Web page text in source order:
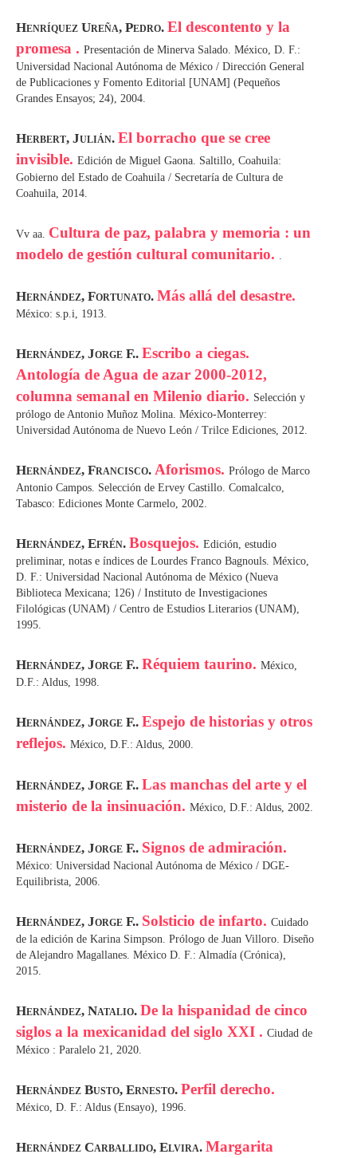
Henríquez Ureña, Pedro. El descontento y la
promesa . Presentación de Minerva Salado. México, D. F.:
Universidad Nacional Autónoma de México / Dirección General
de Publicaciones y Fomento Editorial [UNAM] (Pequeños
Grandes Ensayos; 24), 2004.
Herbert, Julián. El borracho que se cree
invisible. Edición de Miguel Gaona. Saltillo, Coahuila:
Gobierno del Estado de Coahuila / Secretaría de Cultura de
Coahuila, 2014.
Vv aa. Cultura de paz, palabra y memoria : un
modelo de gestión cultural comunitario. .
Hernández, Fortunato. Más allá del desastre.
México: s.p.i, 1913.
Hernández, Jorge F.. Escribo a ciegas.
Antología de Agua de azar 2000-2012,
columna semanal en Milenio diario. Selección y
prólogo de Antonio Muñoz Molina. México-Monterrey:
Universidad Autónoma de Nuevo León / Trilce Ediciones, 2012.
Hernández, Francisco. Aforismos. Prólogo de Marco
Antonio Campos. Selección de Ervey Castillo. Comalcalco,
Tabasco: Ediciones Monte Carmelo, 2002.
Hernández, Efrén. Bosquejos. Edición, estudio
preliminar, notas e índices de Lourdes Franco Bagnouls. México,
D. F.: Universidad Nacional Autónoma de México (Nueva
Biblioteca Mexicana; 126) / Instituto de Investigaciones
Filológicas (UNAM) / Centro de Estudios Literarios (UNAM),
1995.
Hernández, Jorge F.. Réquiem taurino. México,
D.F.: Aldus, 1998.
Hernández, Jorge F.. Espejo de historias y otros
reflejos. México, D.F.: Aldus, 2000.
Hernández, Jorge F.. Las manchas del arte y el
misterio de la insinuación. México, D.F.: Aldus, 2002.
Hernández, Jorge F.. Signos de admiración.
México: Universidad Nacional Autónoma de México / DGE-
Equilibrista, 2006.
Hernández, Jorge F.. Solsticio de infarto. Cuidado
de la edición de Karina Simpson. Prólogo de Juan Villoro. Diseño
de Alejandro Magallanes. México D. F.: Almadía (Crónica),
2015.
Hernández, Natalio. De la hispanidad de cinco
siglos a la mexicanidad del siglo XXI . Ciudad de
México : Paralelo 21, 2020.
Hernández Busto, Ernesto. Perfil derecho.
México, D. F.: Aldus (Ensayo), 1996.
Hernández Carballido, Elvira. Margarita